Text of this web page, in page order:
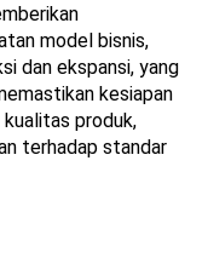
model bisnis,
dan ekspansi, yang
kesiapan
kualitas produk,
terhadap standar